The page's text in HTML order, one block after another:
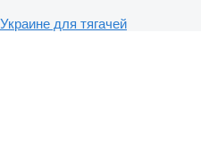
для тягачей